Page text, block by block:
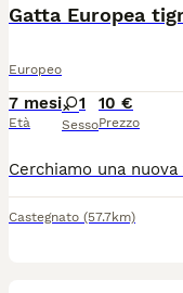
Gatta Europea
Europeo
7 mesi
Età
1
Sesso
10 €
Prezzo
Castegnato (57.7km)